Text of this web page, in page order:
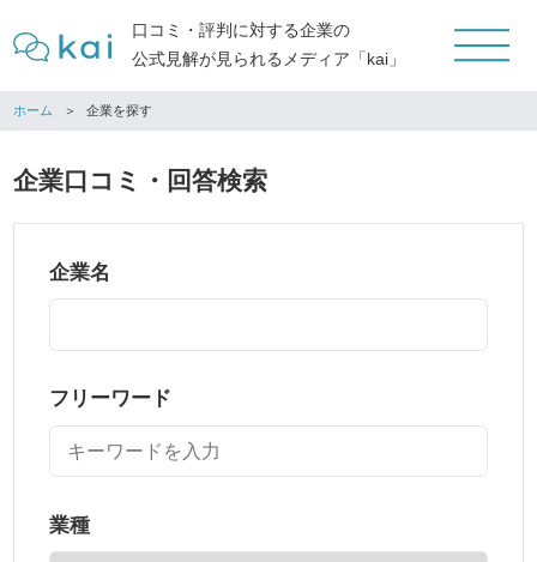
口コミ・評判に対する企業の
公式見解が見られるメディア「kai」
ホーム 企業を探す
企業口コミ・回答検索
企業名
フリーワード
業種